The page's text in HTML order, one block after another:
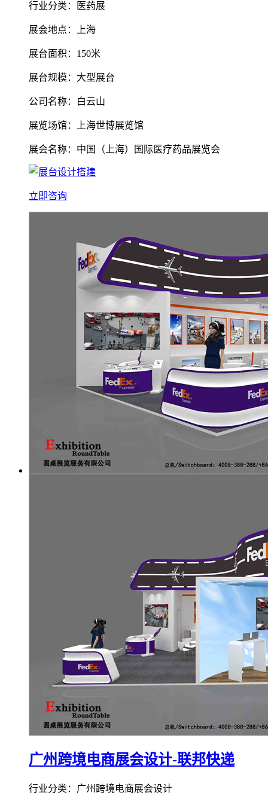
行业分类：医药展
展会地点：上海
展台面积：150米
展台规模：大型展台
公司名称：白云山
展览场馆：上海世博展览馆
展会名称：中国（上海）国际医疗药品展览会
立即咨询
广州跨境电商展会设计-联邦快递
行业分类：广州跨境电商展会设计